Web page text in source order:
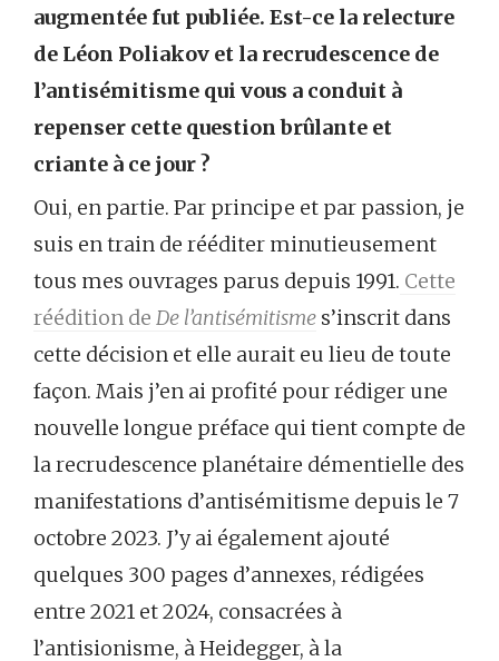
augmentée fut publiée. Est-ce la relecture
de Léon Poliakov et la recrudescence de
l’antisémitisme qui vous a conduit à
repenser cette question brûlante et
criante à ce jour ?
Oui, en partie. Par principe et par passion, je
suis en train de rééditer minutieusement
tous mes ouvrages parus depuis 1991. Cette
réédition de De l’antisémitisme s’inscrit dans
cette décision et elle aurait eu lieu de toute
façon. Mais j’en ai profité pour rédiger une
nouvelle longue préface qui tient compte de
la recrudescence planétaire démentielle des
manifestations d’antisémitisme depuis le 7
octobre 2023. J’y ai également ajouté
quelques 300 pages d’annexes, rédigées
entre 2021 et 2024, consacrées à
l’antisionisme, à Heidegger, à la